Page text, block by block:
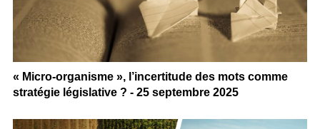
« Micro-organisme », l’incertitude des mots comme
stratégie législative ? - 25 septembre 2025